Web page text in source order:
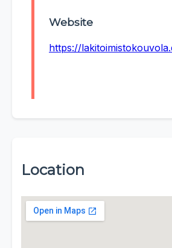
Website
https://
Location